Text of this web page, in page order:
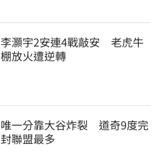
李灝宇2安連4戰敲安　老虎牛
棚放火遭逆轉
唯一分靠大谷炸裂　道奇9度完
封聯盟最多